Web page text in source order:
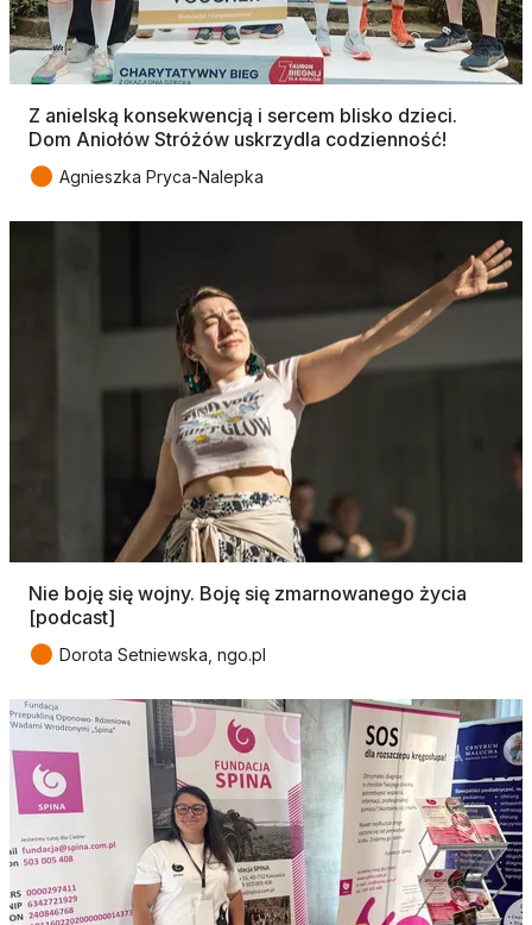
Z anielską konsekwencją i sercem blisko dzieci.
Dom Aniołów Stróżów uskrzydla codzienność!
● Agnieszka Pryca-Nalepka
Nie boję się wojny. Boję się zmarnowanego życia
[podcast]
● Dorota Setniewska, ngo.pl